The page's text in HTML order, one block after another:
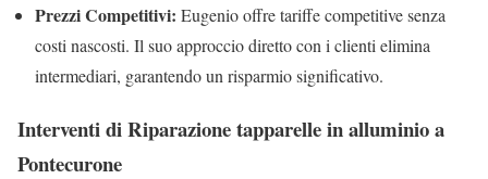
Prezzi Competitivi: Eugenio offre tariffe competitive senza
costi nascosti. Il suo approccio diretto con i clienti elimina
intermediari, garantendo un risparmio significativo.
Interventi di Riparazione tapparelle in alluminio a
Pontecurone